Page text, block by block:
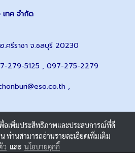
เทค จำกัด
รีราชา จ.ชลบุรี 20230
279-5125 , 097-275-2279
,
พื่อเพิ่มประสิทธิภาพและประสบการณ์ที่ดี
ท่านสามารถอ่านรายละเอียดเพิ่มเติม
ว และ นโยบายคุกกี้